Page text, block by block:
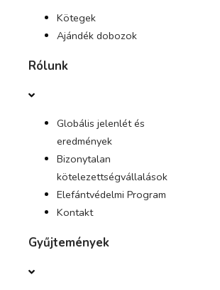
Kötegek
Ajándék dobozok
Rólunk
Globális jelenlét és
eredmények
Bizonytalan
kötelezettségvállalások
Elefántvédelmi Program
Kontakt
Gyűjtemények